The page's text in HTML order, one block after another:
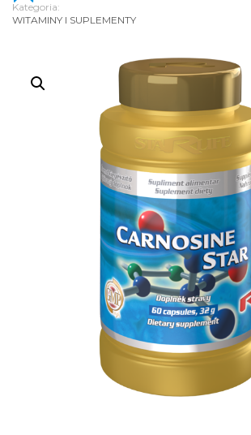
Kategoria:
WITAMINY I SUPLEMENTY